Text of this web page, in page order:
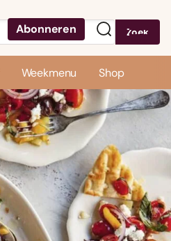
Abonneren Zoek
Weekmenu Shop